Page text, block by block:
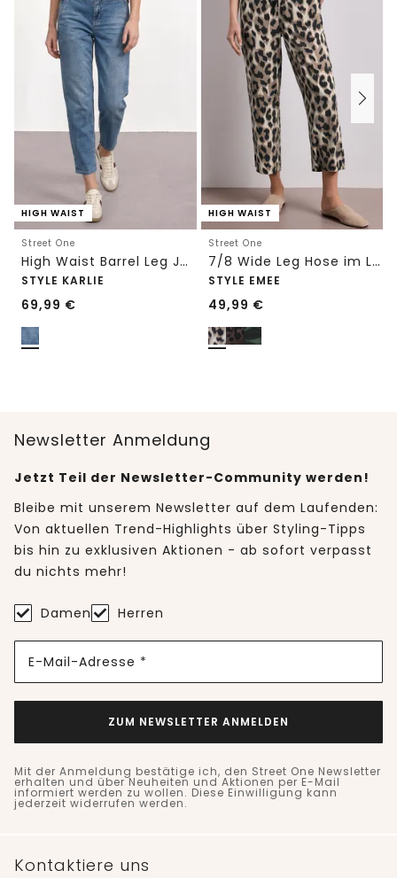
HIGH WAIST
Street One
High Waist Barrel Leg Jeans im Loose Fit
STYLE KARLIE
69,99 €
HIGH WAIST
Street One
7/8 Wide Leg Hose im Loose Fit mit Print
STYLE EMEE
49,99 €
Newsletter Anmeldung
Jetzt Teil der Newsletter-Community werden!
Bleibe mit unserem Newsletter auf dem Laufenden:
Von aktuellen Trend-Highlights über Styling-Tipps
bis hin zu exklusiven Aktionen - ab sofort verpasst
du nichts mehr!
Damen Herren
E-Mail-Adresse *
ZUM NEWSLETTER ANMELDEN
Mit der Anmeldung bestätige ich, den Street One Newsletter
erhalten und über Neuheiten und Aktionen per E-Mail
informiert werden zu wollen. Diese Einwilligung kann
jederzeit widerrufen werden.
Kontaktiere uns